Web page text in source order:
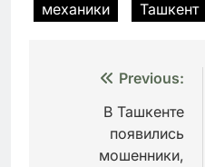
механики
Ташкент
Навигация
записям
Previous:
В Ташкенте
появились
мошенники,